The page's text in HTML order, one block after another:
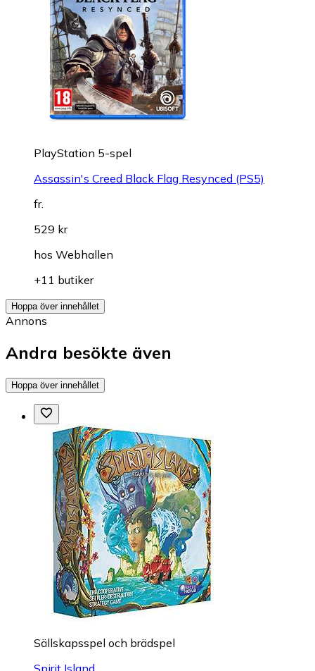
PlayStation 5-spel
Assassin's Creed Black Flag Resynced (PS5)
fr.
529 kr
hos Webhallen
+11 butiker
Hoppa över innehållet
Annons
Andra besökte även
Hoppa över innehållet
Sällskapsspel och brädspel